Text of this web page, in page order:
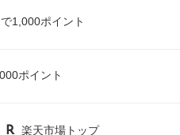
1,000ポイント
ポイント
楽天市場トップ